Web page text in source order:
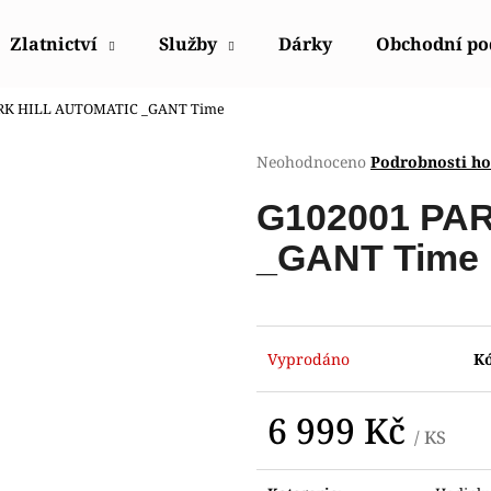
Zlatnictví Služby Dárky Obchodní
HILL AUTOMATIC _GANT Time
Průměrné
produktu
je
Neohodnoceno Podrobnosti
G102001
_GANT Time
Vyprodáno
6 999 Kč / KS
Co potřebujete najít?
HLEDAT
POLICE